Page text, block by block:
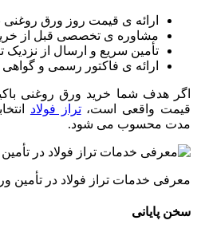
ارائه ی قیمت روز ورق روغنی
مشاوره ی تخصصی قبل از
تأمین سریع و ارسال از نزدیک
ارائه ی فاکتور رسمی و گواهی
اگر هدف شما خرید ورق روغنی
قیمت واقعی است،تراز فولاد
مدت محسوب می شود.
معرفی خدمات تراز فولاد در تأمین
سخن پایانی